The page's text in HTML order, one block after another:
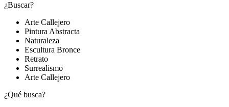
¿Buscar?
Arte Callejero
Pintura Abstracta
Naturaleza
Escultura Bronce
Retrato
Surrealismo
Arte Callejero
¿Qué busca?